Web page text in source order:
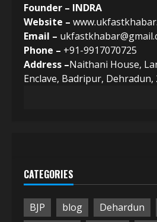
Founder – INDRA
Website –
Email –
Phone – +91-9917070725
Address –Naithani House,
Enclave, Badripur, Dehradun,
CATEGORIES
BJP blog Dehardun